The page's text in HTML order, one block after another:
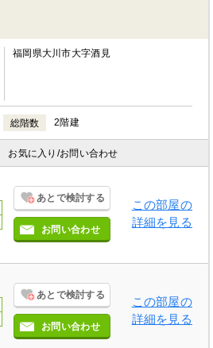
福岡県大川市大字酒見
総階数 2階建
お気に入り /お問い合わせ
あとで検討する
お問い合わせ
この部屋の
詳細を見る
あとで検討する
お問い合わせ
この部屋の
詳細を見る